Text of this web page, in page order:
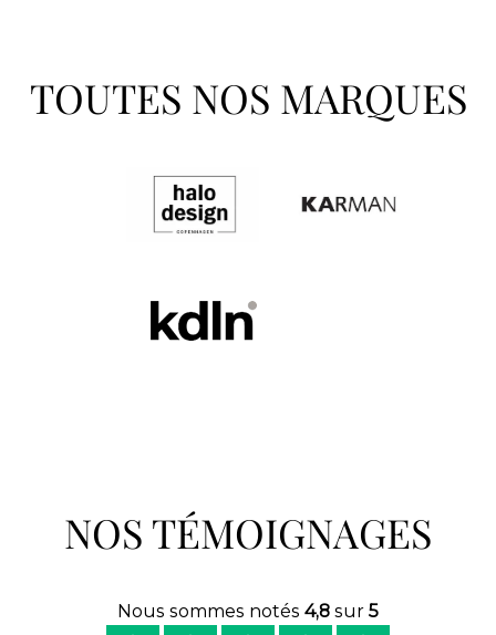
TOUTES NOS MARQUES
NOS TÉMOIGNAGES
Nous sommes notés 4,8 sur 5